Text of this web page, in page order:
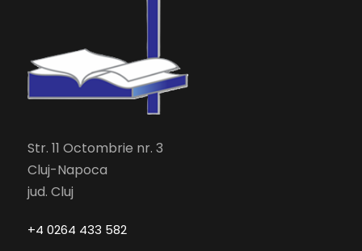
Str. 11 Octombrie nr. 3
Cluj-Napoca
jud. Cluj
+4 0264 433 582